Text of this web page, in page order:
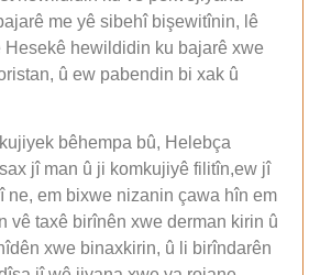
me yê sibehî bişewitînin, lê
Hesekê hewildidin ku bajarê xwe
û ew pabendin bi xak û
bêhempa bû, Helebça
jî man û ji komkujiyê filitîn,ew jî
ne, em bixwe nizanin çawa hîn em
vê taxê birînên xwe derman kirin û
xwe binaxkirin, û li birîndarên